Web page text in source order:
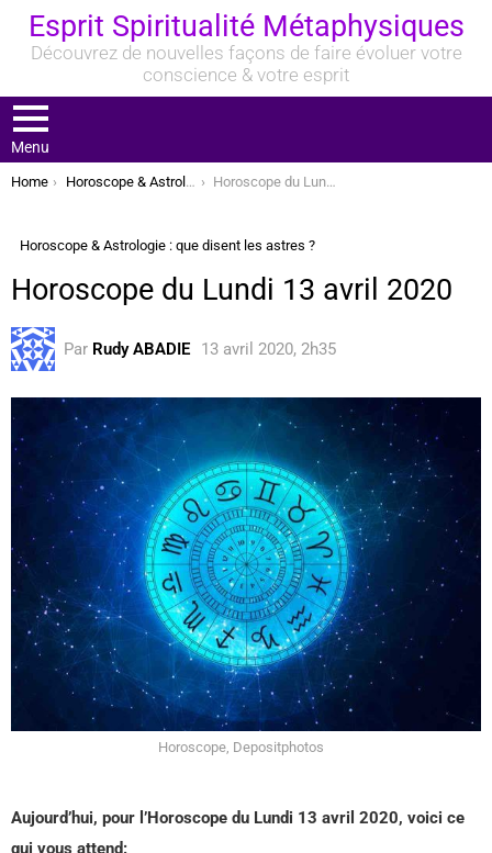
Esprit Spiritualité Métaphysiques
Découvrez de nouvelles façons de faire évoluer votre
conscience & votre esprit
Menu
You are here:
Home Horoscope & Astrologie : que disent les astres ? Horoscope du Lundi 13 avril 2020
Horoscope & Astrologie : que disent les astres ?
Horoscope du Lundi 13 avril 2020
Par Rudy ABADIE 13 avril 2020, 2h35
Horoscope, Depositphotos
Aujourd’hui, pour l’Horoscope du Lundi 13 avril 2020, voici ce
qui vous attend: